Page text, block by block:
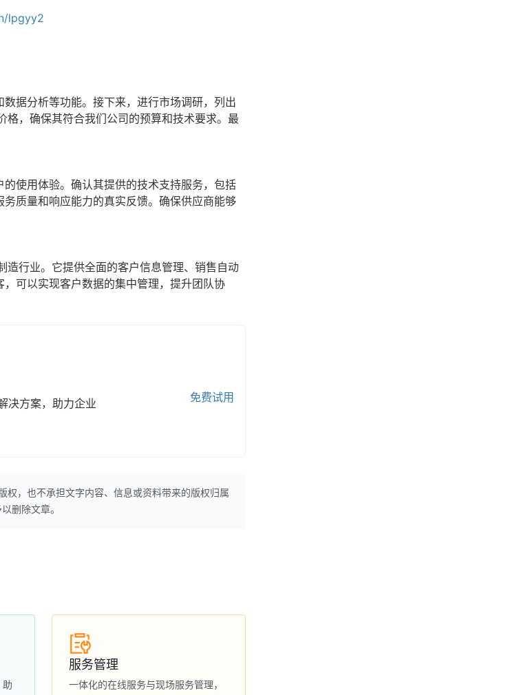
lpgyy2
据分析等功能。接下来，进行市场调研，列出
，确保其符合我们公司的预算和技术要求。最
使用体验。确认其提供的技术支持服务，包括
质量和响应能力的真实反馈。确保供应商能够
行业。它提供全面的客户信息管理、销售自动
可以实现客户数据的集中管理，提升团队协
决方案，助力企业
免费试用
权，也不承担文字内容、信息或资料带来的版权归属
删除文章。
助
服务管理
一体化的在线服务与现场服务管理，